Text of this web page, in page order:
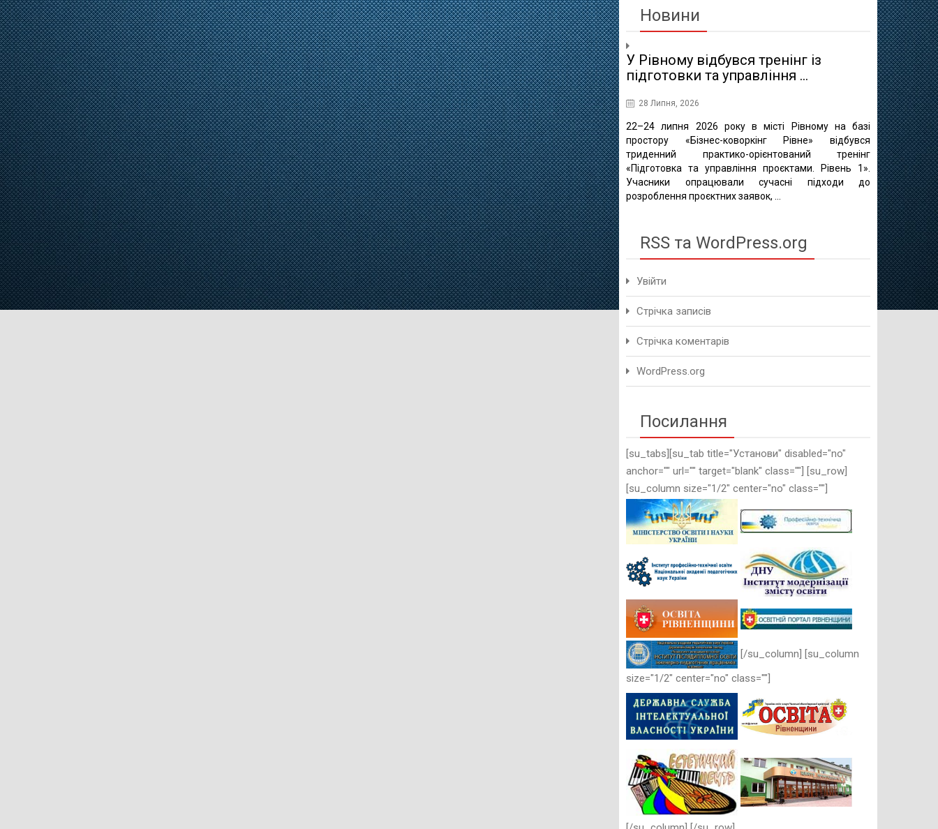
Новини
У Рівному відбувся тренінг із
підготовки та управління ...
28 Липня, 2026
22–24 липня 2026 року в місті Рівному на базі
простору «Бізнес-коворкінг Рівне» відбувся
триденний практико-орієнтований тренінг
«Підготовка та управління проєктами. Рівень 1».
Учасники опрацювали сучасні підходи до
розроблення проєктних заявок, ...
освіти
16 Липня,
10 липня в
відбулася
міста Рівне
методичного
RSS та WordPress.org
Увійти
Стрічка записів
Стрічка коментарів
WordPress.org
Посилання
[su_tabs][su_tab title="Установи" disabled="no"
anchor="" url="" target="blank" class=""] [su_row]
[su_column size="1/2" center="no" class=""]
[/su_column] [su_column
size="1/2" center="no" class=""]